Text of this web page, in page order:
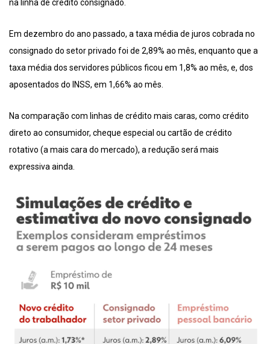
na linha de crédito consignado.
Em dezembro do ano passado, a taxa média de juros cobrada no
consignado do setor privado foi de 2,89% ao mês, enquanto que a
taxa média dos servidores públicos ficou em 1,8% ao mês, e, dos
aposentados do INSS, em 1,66% ao mês.
Na comparação com linhas de crédito mais caras, como crédito
direto ao consumidor, cheque especial ou cartão de crédito
rotativo (a mais cara do mercado), a redução será mais
expressiva ainda.